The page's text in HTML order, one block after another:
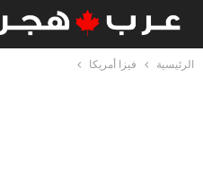
الرئيسية فيزا أمريكا